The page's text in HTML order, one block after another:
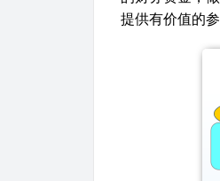
提供有价值的参